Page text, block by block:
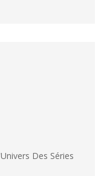
Des Séries